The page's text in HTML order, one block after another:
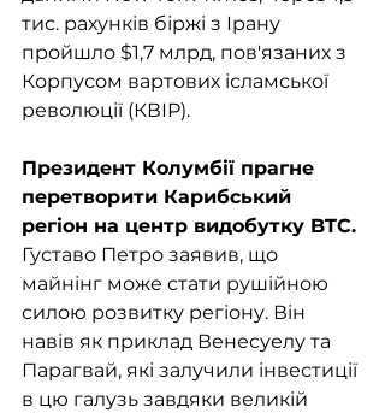
тис. рахунків біржі з Ірану
пройшло $1,7 млрд, пов'язаних з
Корпусом вартових ісламської
революції (КВІР).
Президент Колумбії прагне
перетворити Карибський
регіон на центр видобутку BTC.
Густаво Петро заявив, що
майнінг може стати рушійною
силою розвитку регіону. Він
навів як приклад Венесуелу та
Парагвай, які залучили інвестиції
в цю галузь завдяки великій